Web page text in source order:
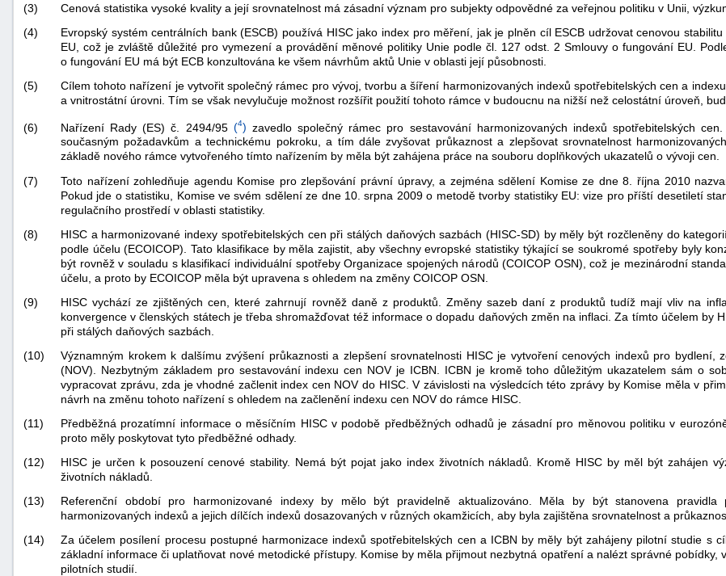
(3)
Cenová statistika vysoké kvality a její srovnatelnost má zásadní význam pro subjekty odpovědné za veřejnou politiku v Unii,
(4)
Evropský systém centrálních bank (ESCB) používá HISC jako index pro měření, jak je plněn cíl ESCB udržovat cenovou
EU, což je zvláště důležité pro vymezení a provádění měnové politiky Unie podle čl. 127 odst. 2 Smlouvy o fungování EU.
o fungování EU má být ECB konzultována ke všem návrhům aktů Unie v oblasti její působnosti.
(5)
Cílem tohoto nařízení je vytvořit společný rámec pro vývoj, tvorbu a šíření harmonizovaných indexů spotřebitelských cen a
a vnitrostátní úrovni. Tím se však nevylučuje možnost rozšířit použití tohoto rámce v budoucnu na nižší než celostátní úroveň,
(6) Nařízení Rady (ES) č. 2494/95(4) zavedlo společný rámec pro sestavování harmonizovaných indexů spotřebitelských
současným požadavkům a technickému pokroku, a tím dále zvyšovat průkaznost a zlepšovat srovnatelnost
základě nového rámce vytvořeného tímto nařízením by měla být zahájena práce na souboru doplňkových ukazatelů o vývoji cen.
(7)
Toto nařízení zohledňuje agendu Komise pro zlepšování právní úpravy, a zejména sdělení Komise ze dne 8. října 2010
Pokud jde o statistiku, Komise ve svém sdělení ze dne 10. srpna 2009 o metodě tvorby statistiky EU: vize pro příští desetiletí
regulačního prostředí v oblasti statistiky.
(8)
HISC a harmonizované indexy spotřebitelských cen při stálých daňových sazbách (HISC-SD) by měly být rozčleněny do
podle účelu (ECOICOP). Tato klasifikace by měla zajistit, aby všechny evropské statistiky týkající se soukromé spotřeby byly
být rovněž v souladu s klasifikací individuální spotřeby Organizace spojených národů (COICOP OSN), což je mezinárodní
účelu, a proto by ECOICOP měla být upravena s ohledem na změny COICOP OSN.
(9)
HISC vychází ze zjištěných cen, které zahrnují rovněž daně z produktů. Změny sazeb daní z produktů tudíž mají vliv na
konvergence v členských státech je třeba shromažďovat též informace o dopadu daňových změn na inflaci. Za tímto účelem by
při stálých daňových sazbách.
(10)
Významným krokem k dalšímu zvýšení průkaznosti a zlepšení srovnatelnosti HISC je vytvoření cenových indexů pro bydlení,
(NOV). Nezbytným základem pro sestavování indexu cen NOV je ICBN. ICBN je kromě toho důležitým ukazatelem sám o
vypracovat zprávu, zda je vhodné začlenit index cen NOV do HISC. V závislosti na výsledcích této zprávy by Komise měla v
návrh na změnu tohoto nařízení s ohledem na začlenění indexu cen NOV do rámce HISC.
(11)
Předběžná prozatímní informace o měsíčním HISC v podobě předběžných odhadů je zásadní pro měnovou politiku v
proto měly poskytovat tyto předběžné odhady.
(12)
HISC je určen k posouzení cenové stability. Nemá být pojat jako index životních nákladů. Kromě HISC by měl být zahájen
životních nákladů.
(13)
Referenční období pro harmonizované indexy by mělo být pravidelně aktualizováno. Měla by být stanovena
harmonizovaných indexů a jejich dílčích indexů dosazovaných v různých okamžicích, aby byla zajištěna srovnatelnost a
(14)
Za účelem posílení procesu postupné harmonizace indexů spotřebitelských cen a ICBN by měly být zahájeny pilotní studie s
základní informace či uplatňovat nové metodické přístupy. Komise by měla přijmout nezbytná opatření a nalézt správné pobídky,
pilotních studií.